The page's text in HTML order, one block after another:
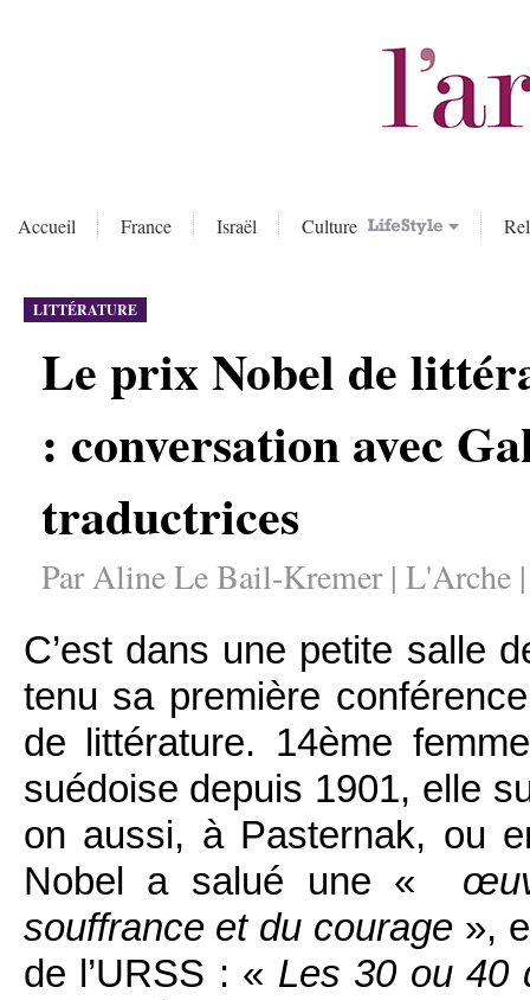
Accueil France Israël Culture
LITTÉRATURE
Le prix Nobel de
: conversation avec
traductrices
Par Aline Le Bail-Kremer | L'Arche
C’est dans une petite salle
tenu sa première
de littérature. 14ème
suédoise depuis 1901, elle
on aussi, à Pasternak, ou
Nobel a salué une «
souffrance et du courage »,
de l’URSS : « Les 30 ou 40